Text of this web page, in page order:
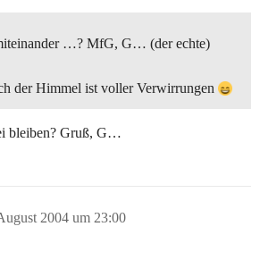
…? MfG, G… (der echte)
der Himmel ist voller Verwirrungen
bleiben? Gruß, G…
2004 um 23:00